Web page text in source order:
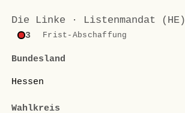
Die Linke · Listenmandat (HE)
3 Frist-Abschaffung
Bundesland
Hessen
Wahlkreis